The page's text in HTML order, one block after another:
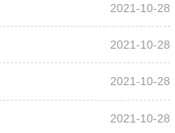
2021-10-28
2021-10-28
2021-10-28
2021-10-28